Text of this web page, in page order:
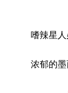
嗜辣星
浓郁的墨